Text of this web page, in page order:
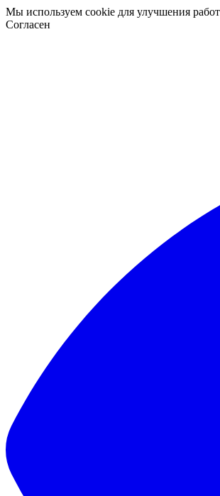
Мы используем cookie для улучшения
Согласен